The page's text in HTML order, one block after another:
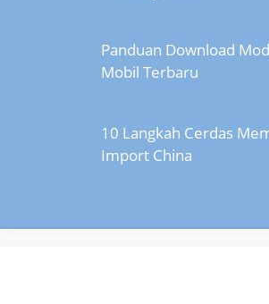
Panduan Download
Mobil Terbaru
10 Langkah Cerdas
Import China